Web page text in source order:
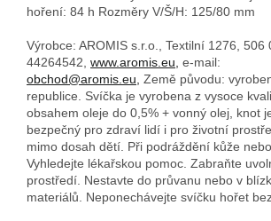
hoření: 84 h Rozměry V/Š/H: 125/80 mm
Výrobce: AROMIS s.r.o., Textilní 1276, 506
44264542, www.aromis.eu, e-mail:
obchod@aromis.eu, Země původu:
republice. Svíčka je vyrobena z vysoce
obsahem oleje do 0,5% + vonný olej, knot
bezpečný pro zdraví lidí i pro životní
mimo dosah dětí. Při podráždění kůže
Vyhledejte lékařskou pomoc. Zabraňte
prostředí. Nestavte do průvanu nebo v
materiálů. Neponechávejte svíčku hořet